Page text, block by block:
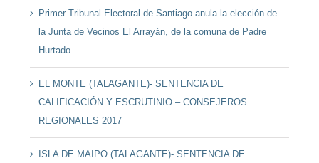
Primer Tribunal Electoral de Santiago anula la elección de
la Junta de Vecinos El Arrayán, de la comuna de Padre
Hurtado
EL MONTE (TALAGANTE)- SENTENCIA DE
CALIFICACIÓN Y ESCRUTINIO – CONSEJEROS
REGIONALES 2017
ISLA DE MAIPO (TALAGANTE)- SENTENCIA DE